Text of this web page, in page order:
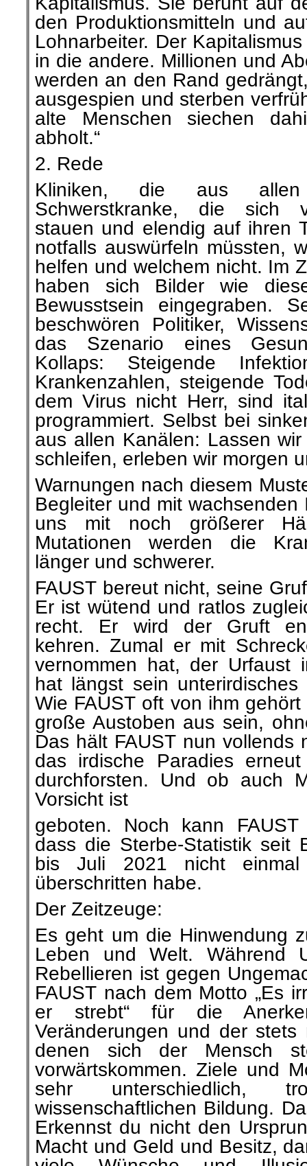
den Produktionsmitteln und
Lohnarbeiter. Der
in die andere. Millionen und
werden an den Rand
ausgespien und sterben
alte Menschen siechen
abholt.“
2. Rede
Kliniken, die aus allen
Schwerstkranke, die sich
stauen und elendig auf ihren
notfalls auswürfeln müssten,
helfen und welchem nicht. Im
haben sich Bilder wie
Bewusstsein eingegraben.
beschwören Politiker,
das Szenario eines
Kollaps: Steigende
Krankenzahlen, steigende
dem Virus nicht Herr, sind
programmiert. Selbst bei
aus allen Kanälen: Lassen
schleifen, erleben wir morgen
Warnungen nach diesem
Begleiter und mit
uns mit noch größerer
Mutationen werden die
länger und schwerer.
FAUST bereut nicht, seine
Er ist wütend und ratlos
recht. Er wird der Gruft
kehren. Zumal er mit
vernommen hat, der Urfaust
hat längst sein unterirdisches
Wie FAUST oft von ihm
große Austoben aus sein,
Das hält FAUST nun vollends
das irdische Paradies
durchforsten. Und ob auch
Vorsicht ist
geboten. Noch kann
dass die Sterbe-Statistik seit
bis Juli 2021 nicht
überschritten habe.
Der Zeitzeuge:
Es geht um die Hinwendung
Leben und Welt. Während
Rebellieren ist gegen
FAUST nach dem Motto „Es
er strebt“ für die
Veränderungen und der stets
denen sich der Mensch
vorwärtskommen. Ziele und
sehr unterschiedlich,
wissenschaftlichen Bildung.
Erkennst du nicht den
Macht und Geld und Besitz,